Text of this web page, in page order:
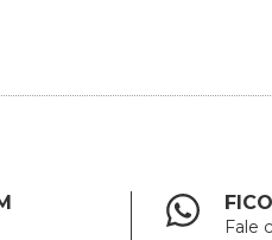
Fale